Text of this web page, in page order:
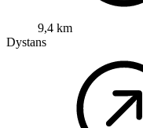
9,4 km
Dystans